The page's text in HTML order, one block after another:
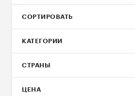
СОРТИРОВАТЬ
КАТЕГОРИИ
СТРАНЫ
ЦЕНА